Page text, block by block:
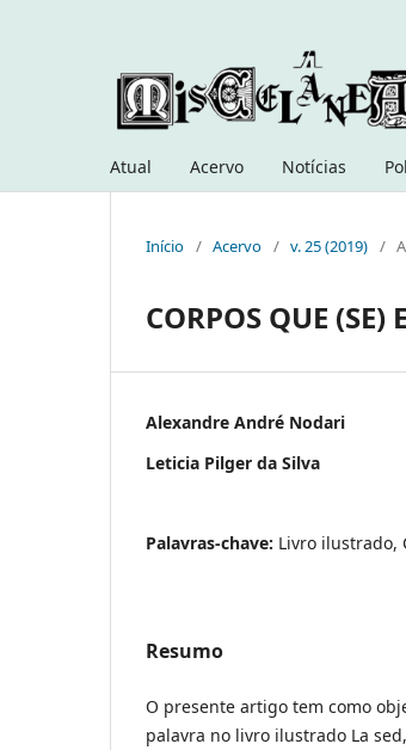
Atual Acervo Notícias
Início / Acervo / v. 25 (2019) /
CORPOS QUE (SE)
Alexandre André Nodari
Leticia Pilger da Silva
Palavras-chave: Livro ilustrado,
Resumo
O presente artigo tem como
palavra no livro ilustrado La